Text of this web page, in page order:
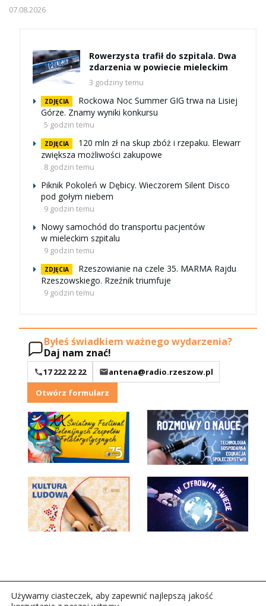
07.08.2026
Rowerzysta trafił do szpitala. Dwa
zdarzenia w powiecie mieleckim
3 godziny temu
ZDJĘCIA
Rockowa Noc Summer GIG trwa na Lisiej
Górze. Znamy wyniki konkursu
5 godzin temu
ZDJĘCIA
120 mln zł na skup zbóż i rzepaku. Elewarr
zwiększa możliwości zakupowe
8 godzin temu
Piknik Pokoleń w Dębicy. Wieczorem Silent Disco
pod gołym niebem
9 godzin temu
Nowy samochód do transportu pacjentów
w mieleckim szpitalu
9 godzin temu
ZDJĘCIA
Rzeszowianie na czele 35. MARMA Rajdu
Rzeszowskiego. Rzeźnik triumfuje
9 godzin temu
Byłeś świadkiem ważnego wydarzenia?
Daj nam znać!
17 222 22 22
antena@radio.rzeszow.pl
Otwórz formularz
Używamy ciasteczek, aby zapewnić najlepszą jakość